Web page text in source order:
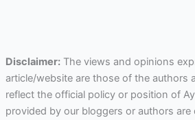
Disclaimer:The views and opinions
article/website are those of the authors
reflect the official policy or position of
provided by our bloggers or authors